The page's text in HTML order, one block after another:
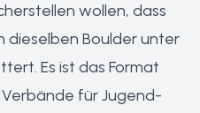
wollen, dass
dieselben Boulder unter
Es ist das Format
für Jugend-